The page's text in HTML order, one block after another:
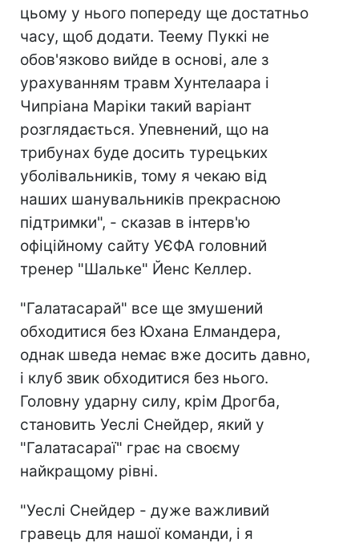
цьому у нього попереду ще достатньо
часу, щоб додати. Теему Пуккі не
обов'язково вийде в основі, але з
урахуванням травм Хунтелаара і
Чипріана Маріки такий варіант
розглядається. Упевнений, що на
трибунах буде досить турецьких
уболівальників, тому я чекаю від
наших шанувальників прекрасною
підтримки", - сказав в інтерв'ю
офіційному сайту УЄФА головний
тренер "Шальке" Йенс Келлер.
"Галатасарай" все ще змушений
обходитися без Юхана Елмандера,
однак шведа немає вже досить давно,
і клуб звик обходитися без нього.
Головну ударну силу, крім Дрогба,
становить Уеслі Снейдер, який у
"Галатасараї" грає на своєму
найкращому рівні.
"Уеслі Снейдер - дуже важливий
гравець для нашої команди, і я